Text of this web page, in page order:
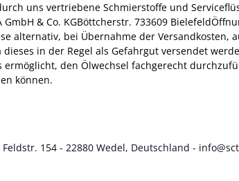
uns vertriebene Schmierstoffe und
GmbH & Co. KGBöttcherstr. 733609
alternativ, bei Übernahme der
in der Regel als Gefahrgut versendet
den Ölwechsel fachgerecht
können.
154 - 22880 Wedel, Deutschland -